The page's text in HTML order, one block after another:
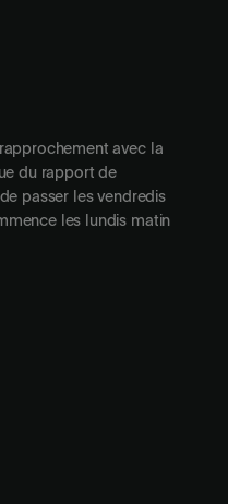
avec la
du rapport de
passer les vendredis
les lundis matin